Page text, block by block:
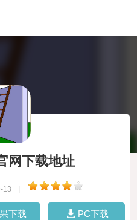
网下载地址
13
下载 PC下载